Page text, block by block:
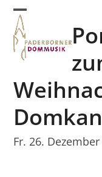
Skip
content
Open
mobile
menu
Close
mobile
menu
Fr. 26.